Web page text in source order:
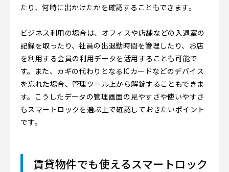
たり、何時に出かけたかを確認することもできます。
ビジネス利用の場合は、オフィスや店舗などの入退室の
記録を取ったり、社員の出退勤時間を管理したり、お店
を利用する会員の利用データを活用することも可能で
す。また、カギの代わりとなるICカードなどのデバイス
を忘れた場合、管理ツール上から解錠することもできま
す。こうしたデータの管理画面の見やすさや使いやすさ
もスマートロックを選ぶ上で確認しておきたいポイント
です。
賃貸物件でも使えるスマートロック